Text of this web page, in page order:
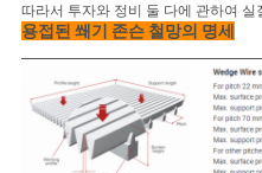
이
트
맵
따라서 투자와 정비 둘 다에 관하여 실
용접된 쐐기 존슨 철망의 명세